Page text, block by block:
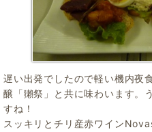
遅い出発でしたので軽い機内夜
醸「獺祭」と共に味わいます。
すね！
スッキリとチリ産赤ワイン